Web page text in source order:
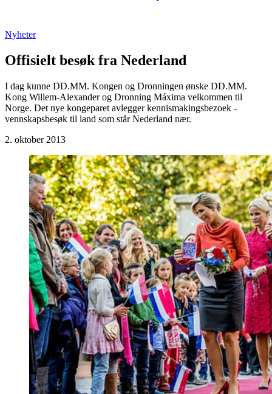
Nyheter
Offisielt besøk fra Nederland
I dag kunne DD.MM. Kongen og Dronningen ønske DD.MM.
Kong Willem-Alexander og Dronning Máxima velkommen til
Norge. Det nye kongeparet avlegger kennismakingsbezoek -
vennskapsbesøk til land som står Nederland nær.
2. oktober 2013